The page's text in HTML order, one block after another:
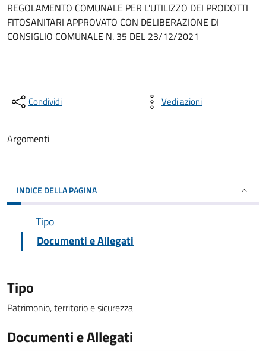
REGOLAMENTO COMUNALE PER L'UTILIZZO DEI PRODOTTI
FITOSANITARI APPROVATO CON DELIBERAZIONE DI
CONSIGLIO COMUNALE N. 35 DEL 23/12/2021
Condividi Vedi azioni
Argomenti
INDICE DELLA PAGINA
Tipo
Documenti e Allegati
Tipo
Patrimonio, territorio e sicurezza
Documenti e Allegati